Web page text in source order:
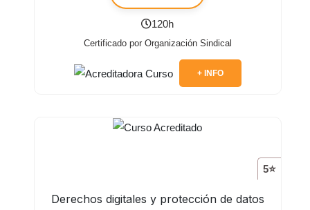
120h
Certificado por Organización Sindical
+ INFO
5⭐
Derechos digitales y protección de datos